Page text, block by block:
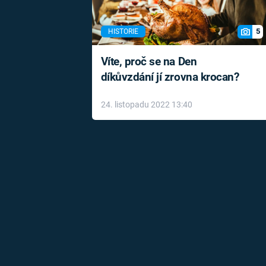
HISTORIE 5
Víte, proč se na Den
díkůvzdání jí zrovna krocan?
24. listopadu 2022 13:40